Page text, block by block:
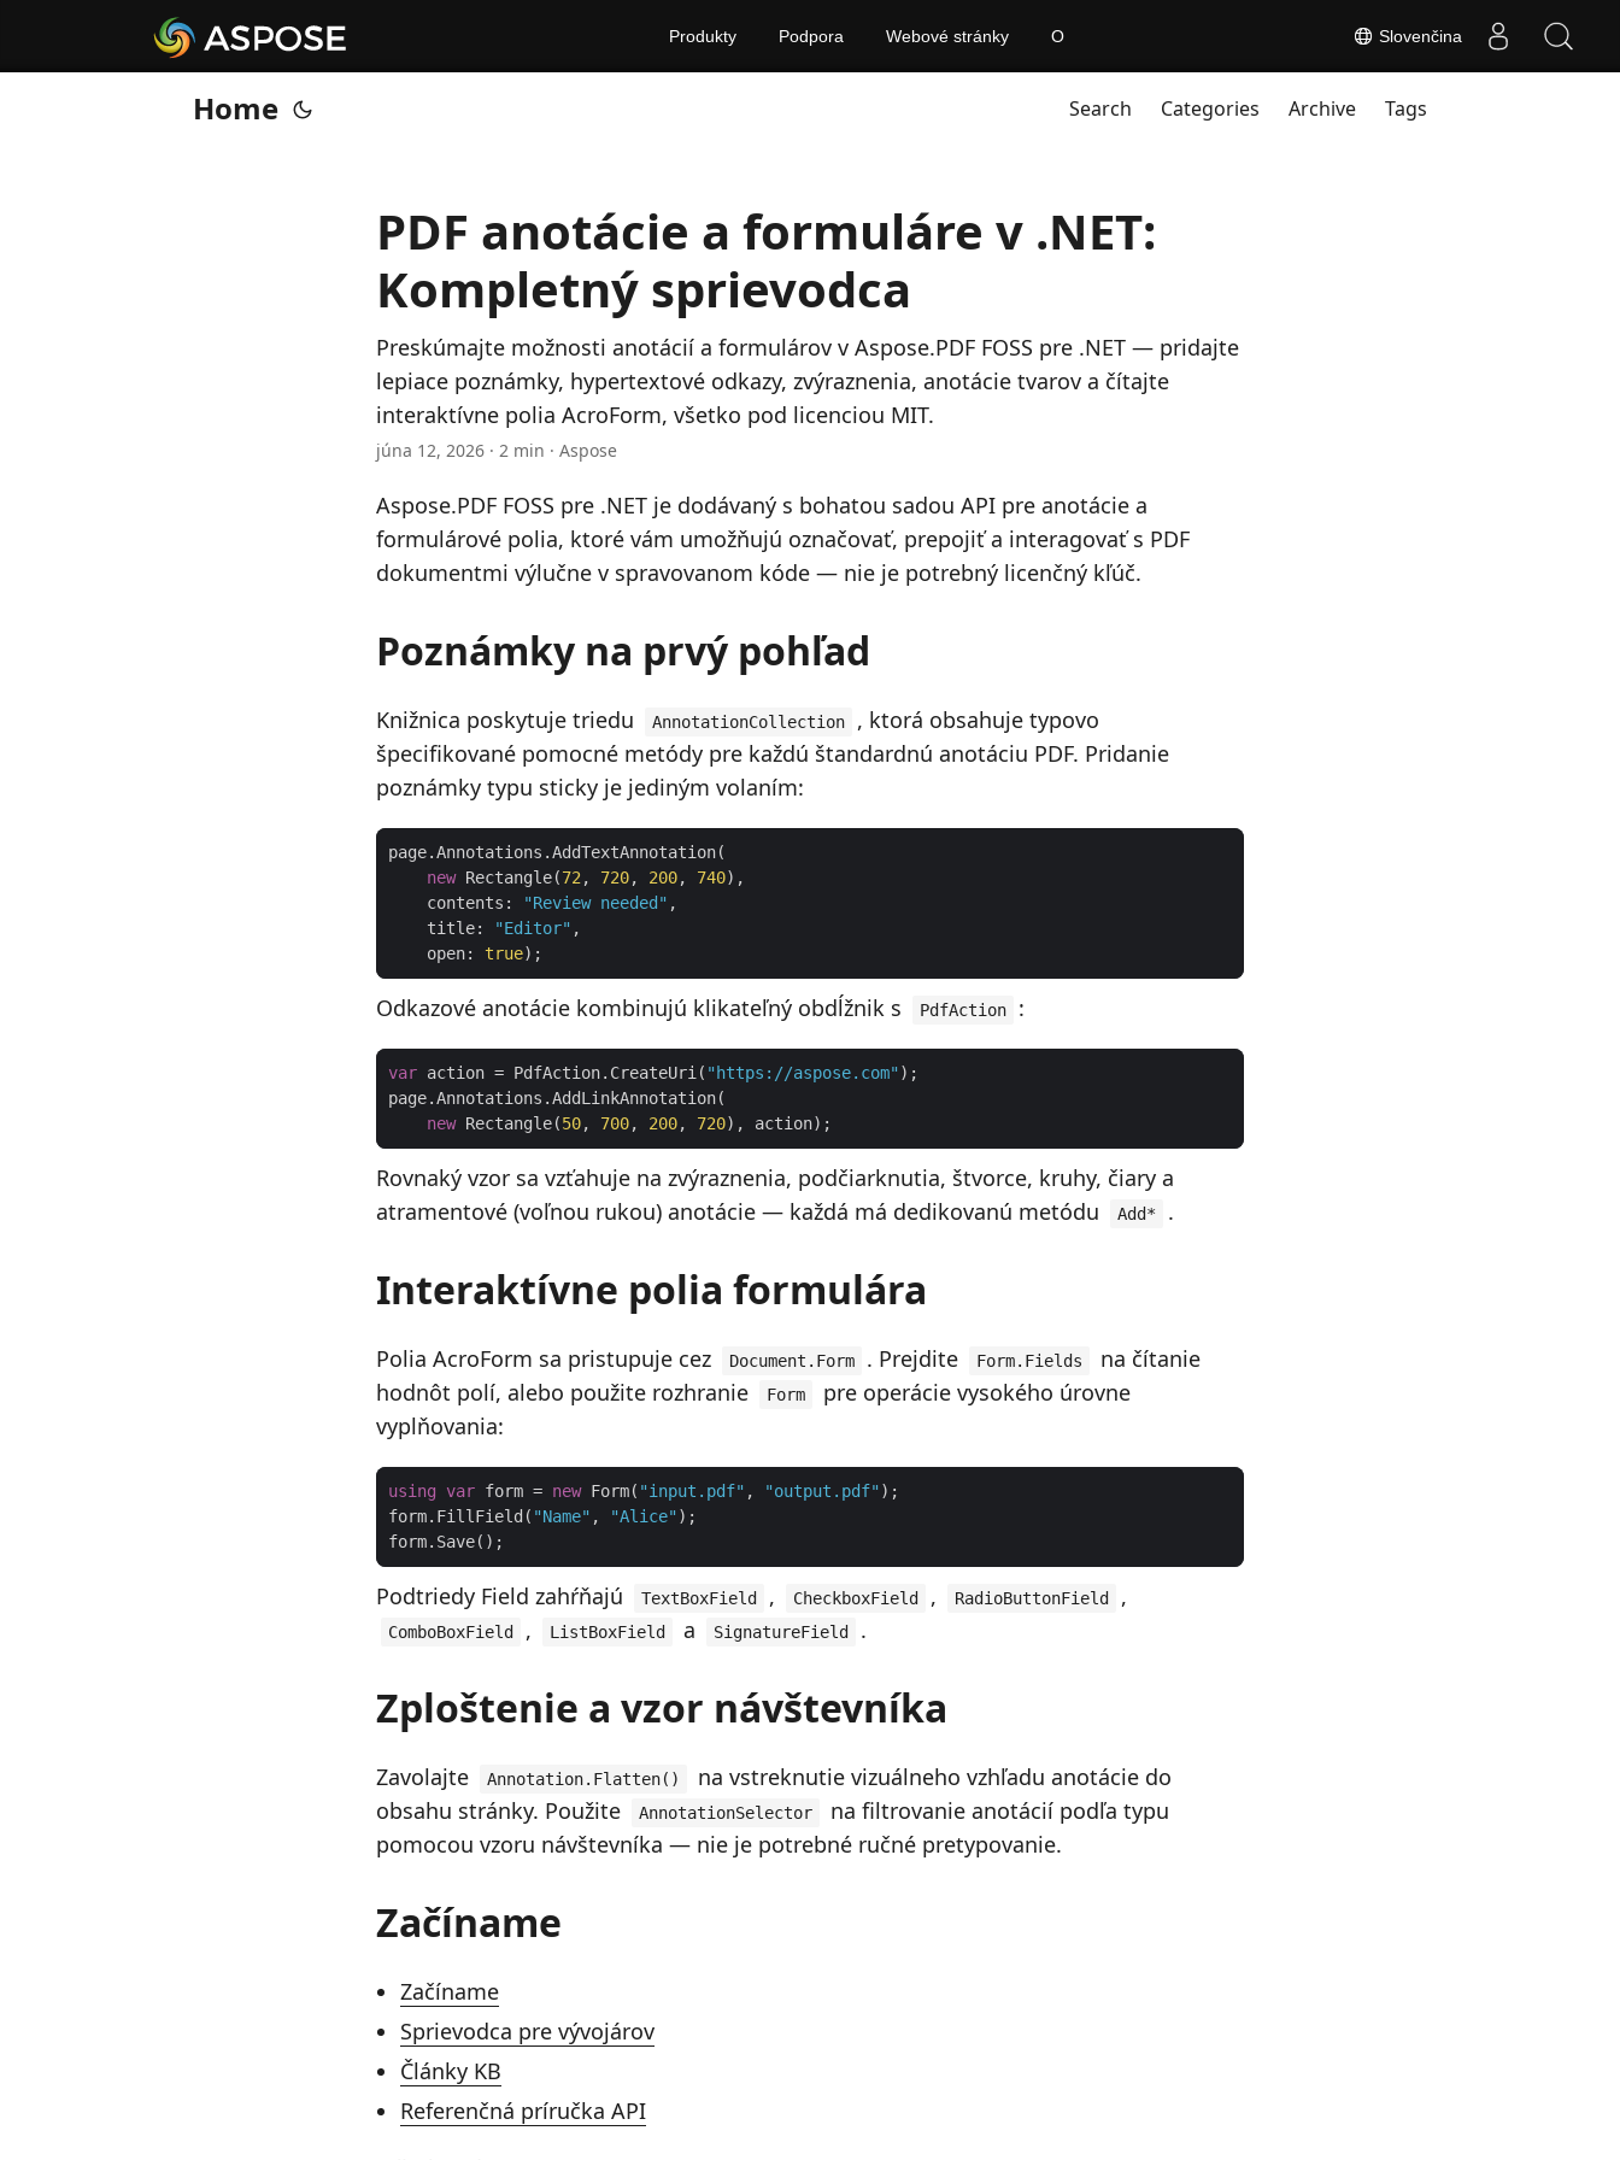
Slovenčina
Produkty Podpora Webové stránky O
Home Search Categories Archive Tags
PDF anotácie a formuláre v .NET:
Kompletný sprievodca
Preskúmajte možnosti anotácií a formulárov v Aspose.PDF FOSS pre .NET — pridajte
lepiace poznámky, hypertextové odkazy, zvýraznenia, anotácie tvarov a čítajte
interaktívne polia AcroForm, všetko pod licenciou MIT.
júna 12, 2026 · 2 min · Aspose
Aspose.PDF FOSS pre .NET je dodávaný s bohatou sadou API pre anotácie a
formulárové polia, ktoré vám umožňujú označovať, prepojiť a interagovať s PDF
dokumentmi výlučne v spravovanom kóde — nie je potrebný licenčný kľúč.
Poznámky na prvý pohľad
Knižnica poskytuje triedu AnnotationCollection
, ktorá obsahuje typovo
špecifikované pomocné metódy pre každú štandardnú anotáciu PDF. Pridanie
poznámky typu sticky je jediným volaním:
new Rectangle(72 , 720, 200, 740
    contents:
"Review needed"
    title:
"Editor"
    open:
true
Odkazové anotácie kombinujú klikateľný obdĺžnik s PdfAction :
var action = PdfAction.CreateUri( "https://aspose.com"
new Rectangle(50, 700, 200, 720
Rovnaký vzor sa vzťahuje na zvýraznenia, podčiarknutia, štvorce, kruhy, čiary a
atramentové (voľnou rukou) anotácie — každá má dedikovanú metódu
Add* .
Interaktívne polia formulára
Polia AcroForm sa pristupuje cez Document.Form . Prejdite Form.Fields
na čítanie
hodnôt polí, alebo použite rozhranie
Form
pre operácie vysokého úrovne
vyplňovania:
using var form = new Form( "input.pdf" , "output.pdf"
form.FillField( "Name" , "Alice"
Podtriedy Field zahŕňajú TextBoxField , CheckboxField , RadioButtonField ,
ComboBoxField , ListBoxField a SignatureField .
Zploštenie a vzor návštevníka
Zavolajte Annotation.Flatten()
na vstreknutie vizuálneho vzhľadu anotácie do
obsahu stránky. Použite
AnnotationSelector
na filtrovanie anotácií podľa typu
pomocou vzoru návštevníka — nie je potrebné ručné pretypovanie.
Začíname
Začíname
Sprievodca pre vývojárov
Články KB
Referenčná príručka API